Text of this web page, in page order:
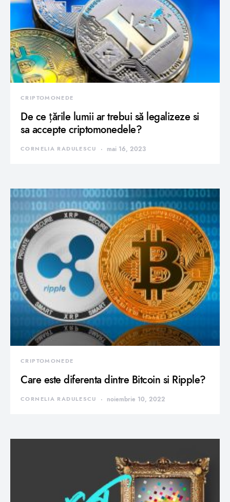
CRIPTOMONEDE
De ce țările lumii ar trebui să legalizeze si
sa accepte criptomonedele?
CORNELIA RADULESCU mai 16, 2023
CRIPTOMONEDE
Care este diferenta dintre Bitcoin si Ripple?
CORNELIA RADULESCU noiembrie 10, 2022